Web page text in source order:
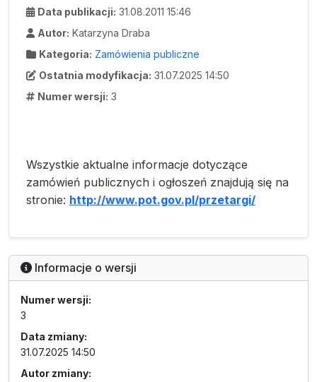
Data publikacji: 31.08.2011 15:46
Autor: Katarzyna Draba
Kategoria: Zamówienia publiczne
Ostatnia modyfikacja: 31.07.2025 14:50
Numer wersji: 3
Wszystkie aktualne informacje dotyczące
zamówień publicznych i ogłoszeń znajdują się na
stronie: http://www.pot.gov.pl/przetargi/
Informacje o wersji
Numer wersji:
3
Data zmiany:
31.07.2025 14:50
Autor zmiany: